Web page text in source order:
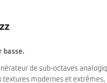
Yamaha
basse.
de sub-octaves
modernes et